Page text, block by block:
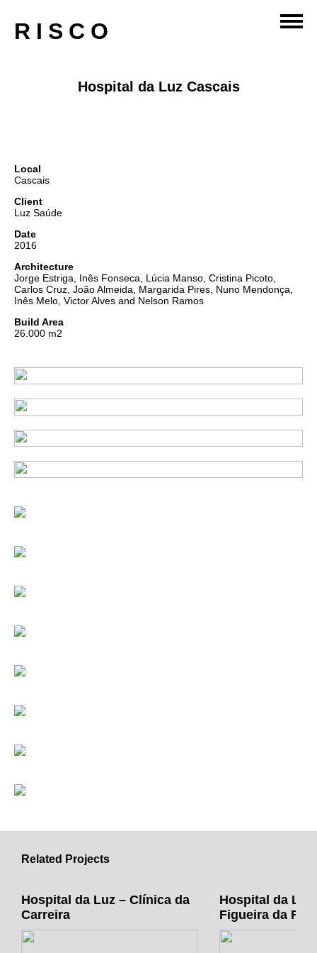
RISCO
Hospital da Luz Cascais
Local
Cascais
Client
Luz Saúde
Date
2016
Architecture
Jorge Estriga, Inês Fonseca, Lúcia Manso, Cristina Picoto,
Carlos Cruz, João Almeida, Margarida Pires, Nuno Mendonça,
Inês Melo, Victor Alves and Nelson Ramos
Build Area
26.000 m2
Related Projects
Hospital da Luz – Clínica da
Carreira
Hospital da
Figueira da Foz